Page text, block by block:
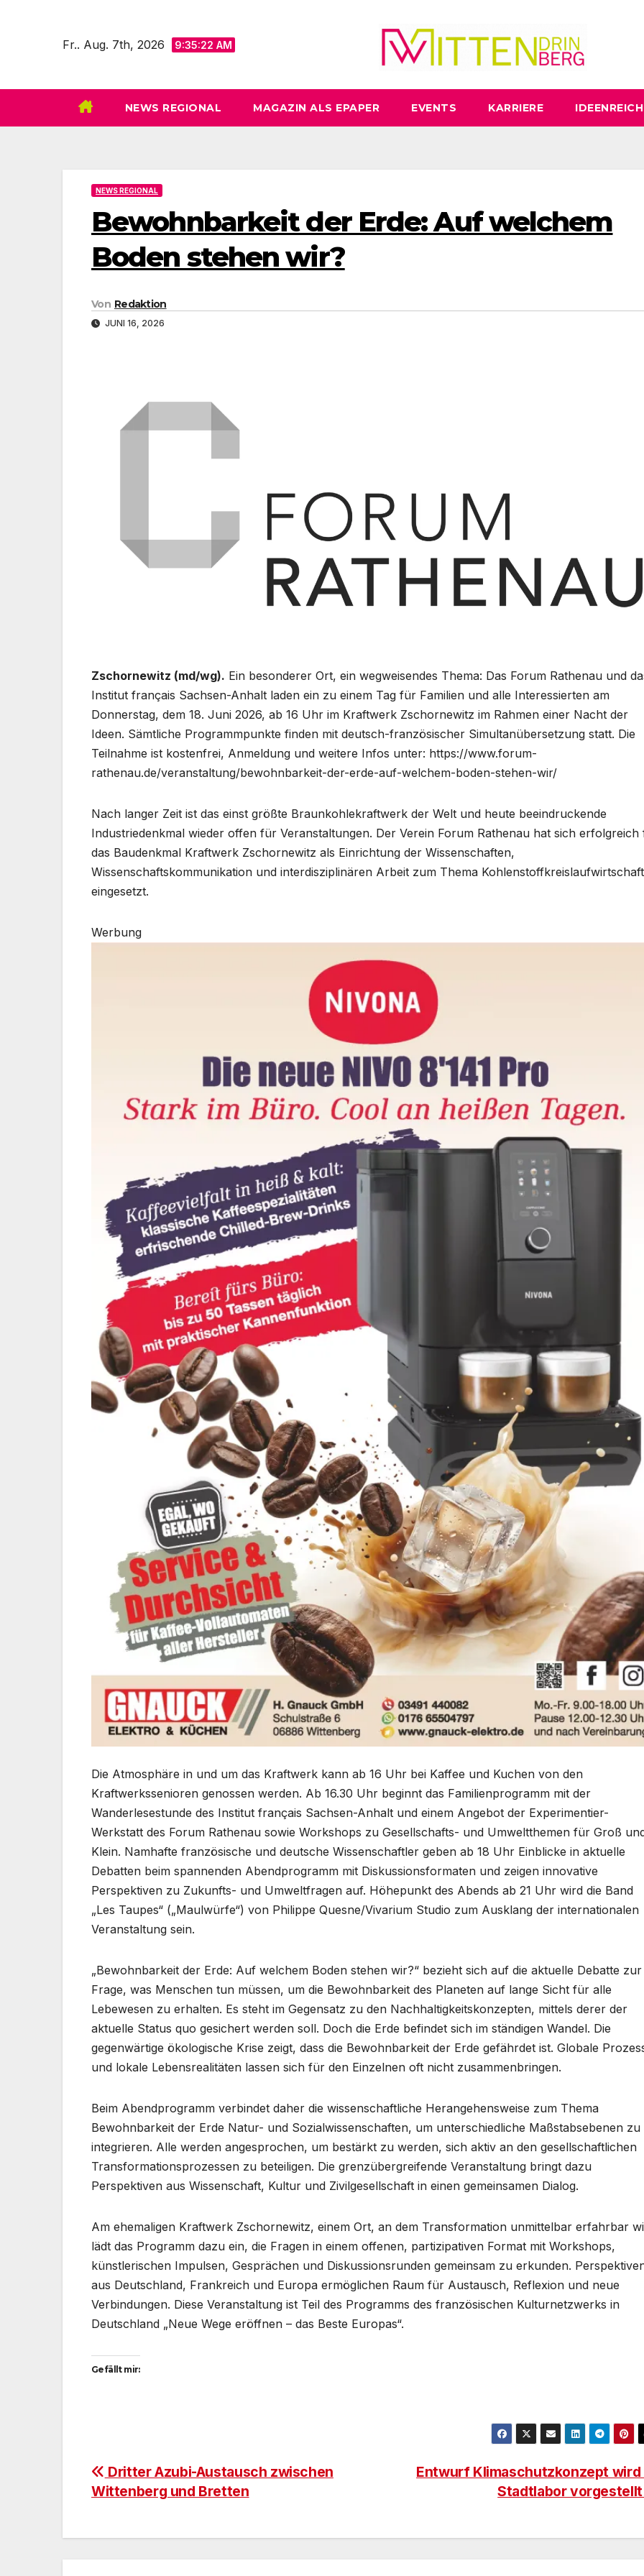
Fr.. Aug. 7th, 2026 9:35:23 AM
NEWS REGIONAL MAGAZIN ALS EPAPER EVENTS KARRIERE IDEENREICH
NEWS REGIONAL
Bewohnbarkeit der Erde: Auf welchem
Boden stehen wir?
Von Redaktion
JUNI 16, 2026
Zschornewitz (md/wg). Ein besonderer Ort, ein wegweisendes Thema: Das Forum Rathenau und
Institut français Sachsen-Anhalt laden ein zu einem Tag für Familien und alle Interessierten am
Donnerstag, dem 18. Juni 2026, ab 16 Uhr im Kraftwerk Zschornewitz im Rahmen einer Nacht der
Ideen. Sämtliche Programmpunkte finden mit deutsch-französischer Simultanübersetzung statt. Die
Teilnahme ist kostenfrei, Anmeldung und weitere Infos unter: https://www.forum-
rathenau.de/veranstaltung/bewohnbarkeit-der-erde-auf-welchem-boden-stehen-wir/
Nach langer Zeit ist das einst größte Braunkohlekraftwerk der Welt und heute beeindruckende
Industriedenkmal wieder offen für Veranstaltungen. Der Verein Forum Rathenau hat sich erfolgreich
das Baudenkmal Kraftwerk Zschornewitz als Einrichtung der Wissenschaften,
Wissenschaftskommunikation und interdisziplinären Arbeit zum Thema Kohlenstoffkreislaufwirtschaft
eingesetzt.
Werbung
Die Atmosphäre in und um das Kraftwerk kann ab 16 Uhr bei Kaffee und Kuchen von den
Kraftwerkssenioren genossen werden. Ab 16.30 Uhr beginnt das Familienprogramm mit der
Wanderlesestunde des Institut français Sachsen-Anhalt und einem Angebot der Experimentier-
Werkstatt des Forum Rathenau sowie Workshops zu Gesellschafts- und Umweltthemen für Groß
Klein. Namhafte französische und deutsche Wissenschaftler geben ab 18 Uhr Einblicke in aktuelle
Debatten beim spannenden Abendprogramm mit Diskussionsformaten und zeigen innovative
Perspektiven zu Zukunfts- und Umweltfragen auf. Höhepunkt des Abends ab 21 Uhr wird die Band
„Les Taupes“ („Maulwürfe“) von Philippe Quesne/Vivarium Studio zum Ausklang der internationalen
Veranstaltung sein.
„Bewohnbarkeit der Erde: Auf welchem Boden stehen wir?“ bezieht sich auf die aktuelle Debatte zur
Frage, was Menschen tun müssen, um die Bewohnbarkeit des Planeten auf lange Sicht für alle
Lebewesen zu erhalten. Es steht im Gegensatz zu den Nachhaltigkeitskonzepten, mittels derer der
aktuelle Status quo gesichert werden soll. Doch die Erde befindet sich im ständigen Wandel. Die
gegenwärtige ökologische Krise zeigt, dass die Bewohnbarkeit der Erde gefährdet ist. Globale
und lokale Lebensrealitäten lassen sich für den Einzelnen oft nicht zusammenbringen.
Beim Abendprogramm verbindet daher die wissenschaftliche Herangehensweise zum Thema
Bewohnbarkeit der Erde Natur- und Sozialwissenschaften, um unterschiedliche Maßstabsebenen zu
integrieren. Alle werden angesprochen, um bestärkt zu werden, sich aktiv an den gesellschaftlichen
Transformationsprozessen zu beteiligen. Die grenzübergreifende Veranstaltung bringt dazu
Perspektiven aus Wissenschaft, Kultur und Zivilgesellschaft in einen gemeinsamen Dialog.
Am ehemaligen Kraftwerk Zschornewitz, einem Ort, an dem Transformation unmittelbar erfahrbar
lädt das Programm dazu ein, die Fragen in einem offenen, partizipativen Format mit Workshops,
künstlerischen Impulsen, Gesprächen und Diskussionsrunden gemeinsam zu erkunden.
aus Deutschland, Frankreich und Europa ermöglichen Raum für Austausch, Reflexion und neue
Verbindungen. Diese Veranstaltung ist Teil des Programms des französischen Kulturnetzwerks in
Deutschland „Neue Wege eröffnen – das Beste Europas“.
Gefällt mir:
Beitragsnavigation
Entwurf Klimaschutzkonzept wird
Stadtlabor
Dritter Azubi-Austausch zwischen
Wittenberg und Bretten